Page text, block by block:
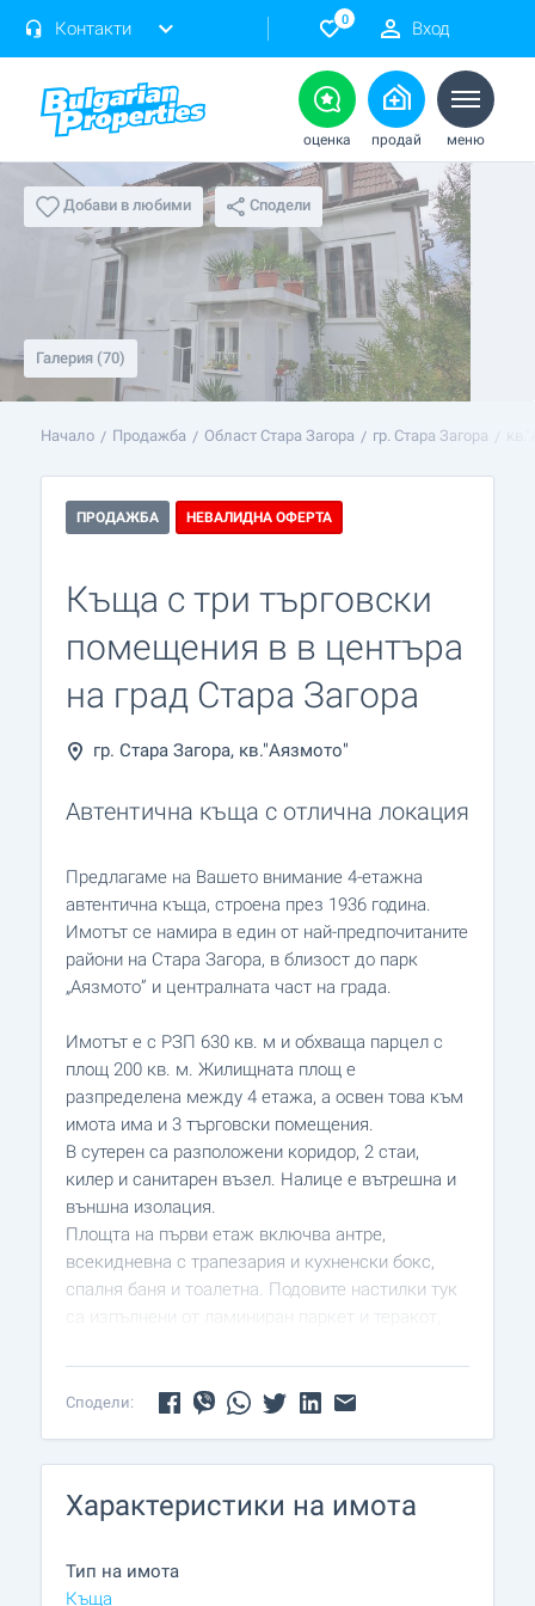
Контакти 0 Вход
оценка продай меню
Добави в любими Сподели
Галерия (70)
Начало Продажба Област Стара Загора гр. Стара Загора
ПРОДАЖБА НЕВАЛИДНА ОФЕРТА
Къща с три търговски
помещения в в центъра
на град Стара Загора
гр. Стара Загора, кв."Аязмото"
Автентична къща с отлична локация
Предлагаме на Вашето внимание 4-етажна
автентична къща, строена през 1936 година.
Имотът се намира в един от най-предпочитаните
райони на Стара Загора, в близост до парк
„Аязмото” и централната част на града.
Имотът е с РЗП 630 кв. м и обхваща парцел с
площ 200 кв. м. Жилищната площ е
разпределена между 4 етажа, а освен това към
имота има и 3 търговски помещения.
В сутерен са разположени коридор, 2 стаи,
килер и санитарен възел. Налице е вътрешна и
външна изолация.
Площта на първи етаж включва антре,
всекидневна с трапезария и кухненски бокс,
спалня баня и тоалетна. Подовите настилки тук
са изпълнени от ламиниран паркет и теракот,
на тавана е 3,20 м.
На втори етаж ще откриете коридор, спалня,
на тавана е 3,20 м.
тоалетна. Таванът тук е гредоред.
Отоплението се осъществява чрез камина и
Сподели:
Характеристики на имота
Тип на имота
Къща